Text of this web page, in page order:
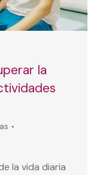
la
la vida diaria